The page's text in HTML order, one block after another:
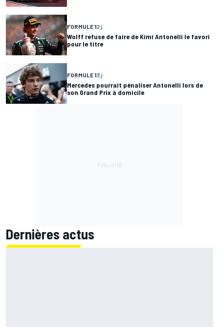
FORMULE 12 j
Wolff refuse de faire de Kimi Antonelli le favori
pour le titre
FORMULE 13 j
Mercedes pourrait pénaliser Antonelli lors de
son Grand Prix à domicile
Dernières actus